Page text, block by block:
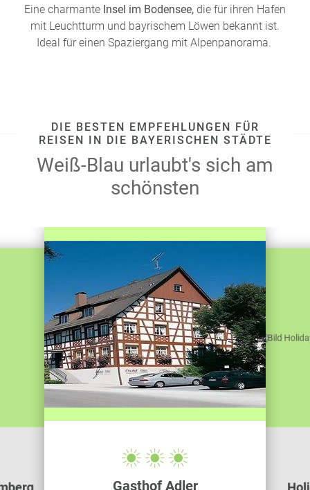
Eine charmante Insel im Bodensee, die für ihren Hafen
mit Leuchtturm und bayrischem Löwen bekannt ist.
Ideal für einen Spaziergang mit Alpenpanorama.
DIE BESTEN EMPFEHLUNGEN FÜR
REISEN IN DIE BAYERISCHEN STÄDTE
Weiß-Blau urlaubt's sich am
schönsten
Gasthof Adler